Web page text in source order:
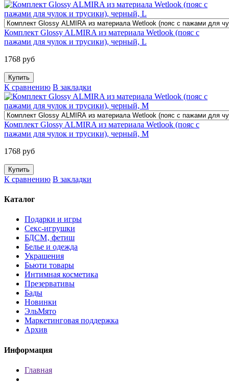
Комплект Glossy ALMIRA из материала Wetlook (пояс с
пажами для чулок и трусики), черный, L
1768 руб
К сравнению В закладки
Комплект Glossy ALMIRA из материала Wetlook (пояс с
пажами для чулок и трусики), черный, M
1768 руб
К сравнению В закладки
Каталог
Подарки и игры
Секс-игрушки
БДСМ‚ фетиш
Белье и одежда
Украшения
Бьюти товары
Интимная косметика
Презервативы
Бады
Новинки
ЭльМято
Маркетинговая поддержка
Архив
Информация
Главная